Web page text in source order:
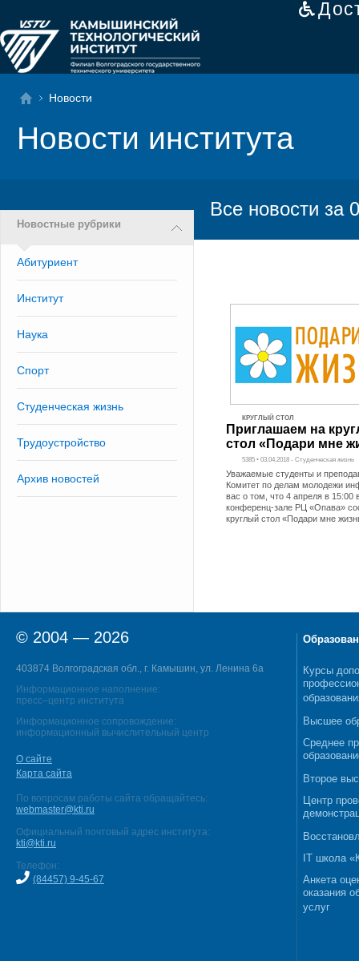
Новости
Новости института
Новостные рубрики
Абитуриент
Институт
Наука
Спорт
Студенческая жизнь
Трудоустройство
Архив новостей
Все новости за
КРУГЛЫЙ СТОЛ
Приглашаем на
стол «Подари мне
5385 • 03.04.2018 - Студенческая жизнь
Уважаемые студенты и
Комитет по делам молодежи
вас о том, что 4 апреля в 15:00
конференц-зале РЦ «Опава»
круглый стол «Подари мне
© 2004 — 2026
403874 Волгоградская обл., г. Камышин, ул. Ленина 6а
Информационное наполнение:
пресс–центр института
Информационное сопровождение:
информационный вычислительный центр
О сайте
Карта сайта
По вопросам работы сайта обращайтесь:
webmaster@kti.ru
Официальный почтовый адрес института:
kti@kti.ru
Телефон:
(84457) 9-45-67
Курсы
Высшее
Среднее
Второе
Центр
IT школа
Анкета
оказания
услуг